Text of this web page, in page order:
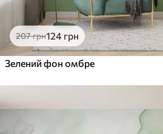
207грн124 грн
Зелений фон омбре